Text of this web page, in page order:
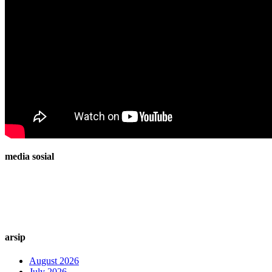
media sosial
arsip
August 2026